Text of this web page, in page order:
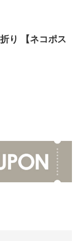
り 【ネコポス